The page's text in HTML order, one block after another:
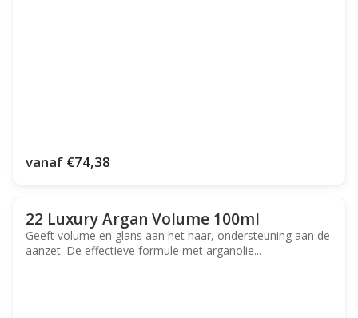
vanaf €74,38
22 Luxury Argan Volume 100ml
Geeft volume en glans aan het haar, ondersteuning aan de
aanzet. De effectieve formule met arganolie...